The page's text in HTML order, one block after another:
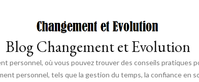
Blog Changement et Evolution
personnel, où vous pouvez trouver des conseils pratiques
personnel, tels que la gestion du temps, la confiance en